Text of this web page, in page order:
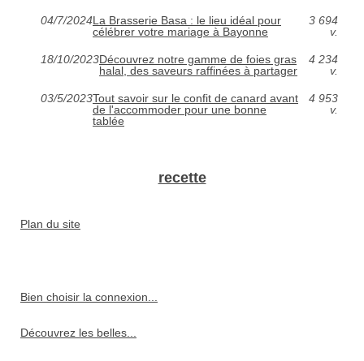
04/7/2024La Brasserie Basa : le lieu idéal pour
célébrer votre mariage à Bayonne
3 694
v.
18/10/2023Découvrez notre gamme de foies gras
halal, des saveurs raffinées à partager
4 234
v.
03/5/2023Tout savoir sur le confit de canard avant
de l'accommoder pour une bonne
tablée
4 953
v.
recette
Plan du site
Bien choisir la connexion...
Découvrez les belles...